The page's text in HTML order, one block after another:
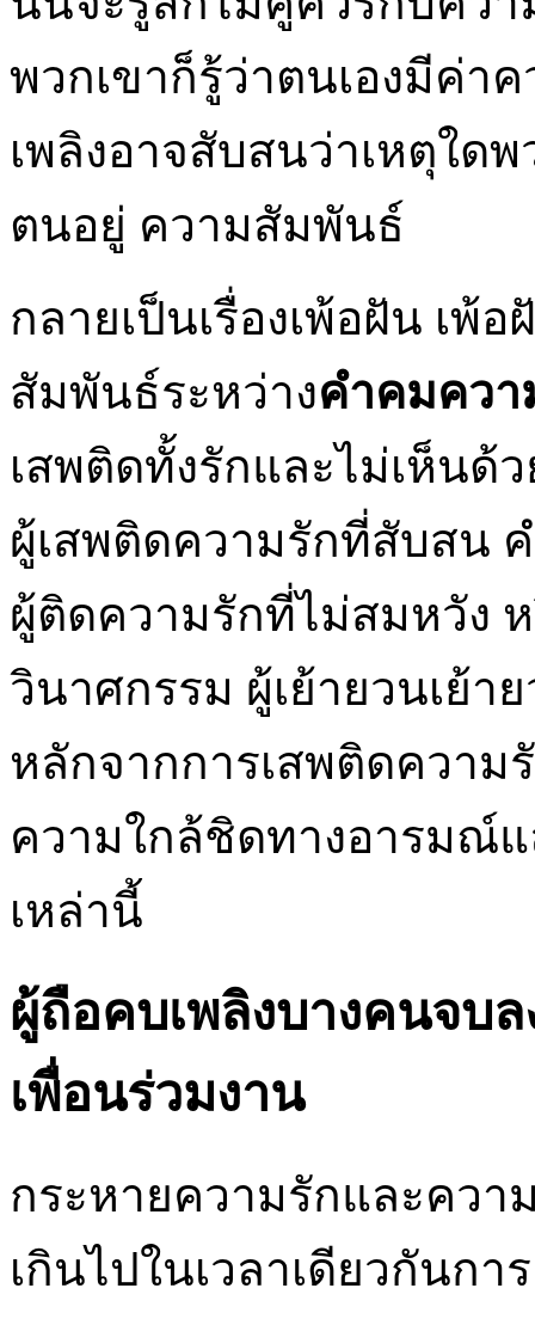
พวกเขาก็รู้ว่าตนเองมีค่า
เพลิงอาจสับสนว่าเหตุใด
ตนอยู่ ความสัมพันธ์
กลายเป็นเรื่องเพ้อฝัน เพ้
สัมพันธ์ระหว่างคําคมควา
เสพติดทั้งรักและไม่เห็น
ผู้เสพติดความรักที่สับสน
ผู้ติดความรักที่ไม่สมหวัง
วินาศกรรม ผู้เย้ายวนเย้า
หลักจากการเสพติดความ
ความใกล้ชิดทางอารมณ์
เหล่านี้
ผู้ถือคบเพลิงบางคนจบ
เพื่อนร่วมงาน
กระหายความรักและควา
เกินไปในเวลาเดียวกันก